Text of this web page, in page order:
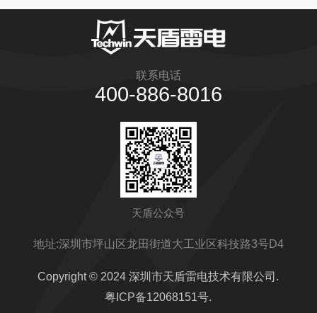
联系电话
400-886-8016
天盾公众号
地址:深圳市坪山区龙田街道大工业区科技路3号D4
Copyright © 2024 深圳市天盾雷电技术有限公司.
粤ICP备12068151号.